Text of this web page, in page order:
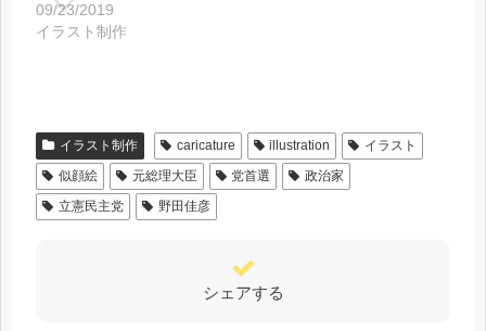
09/23/2019
イラスト制作
イラスト制作 caricature illustration
イラスト
似顔絵
元総理大臣 党首選
政治家
立憲民主党
野田佳彦
シェアする